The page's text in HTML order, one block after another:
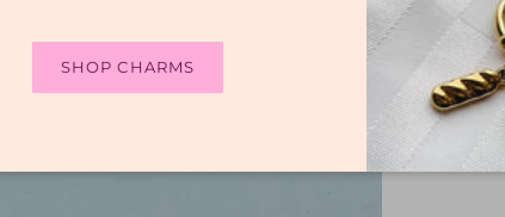
SHOP CHARMS